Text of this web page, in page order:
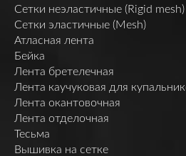
Сетки неэластичные (Rigid mesh)
Сетки эластичные (Mesh)
Атласная лента
Бейка
Лента бретелечная
Лента каучуковая для
Лента окантовочная
Лента отделочная
Тесьма
Вышивка на сетке